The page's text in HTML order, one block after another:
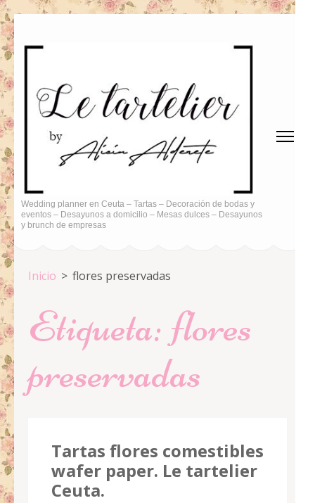
Saltar
al
(presiona
la
tecla
Wedding planner en Ceuta – Tartas – Decoración de bodas y
eventos – Desayunos a domicilio – Mesas dulces – Desayunos
y brunch de empresas
Inicio > flores preservadas
Etiqueta: flores
preservadas
Tartas flores comestibles
wafer paper. Le tartelier
Ceuta.